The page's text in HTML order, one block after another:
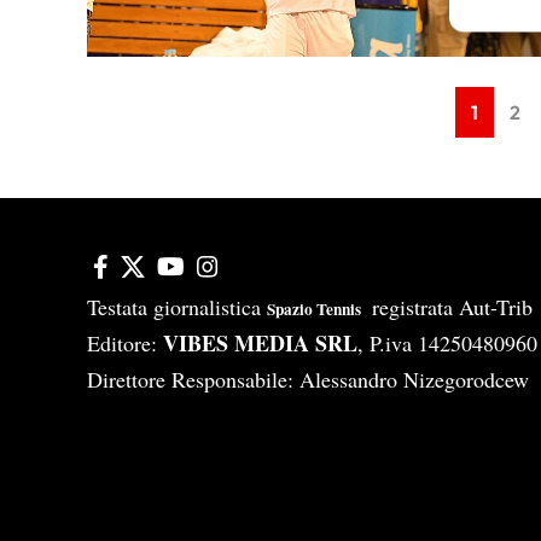
scelte
1 2
Testata giornalistica Spazio Tennis registrata Aut-
Editore: VIBES MEDIA SRL, P.iva 14250480960
Direttore Responsabile: Alessandro Nizegorodcew